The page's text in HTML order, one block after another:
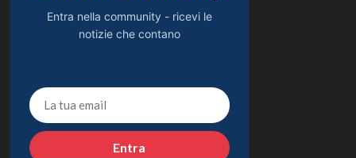
Entra nella community - ricevi le
notizie che contano
Entra